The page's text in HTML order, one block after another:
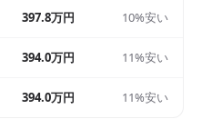
397.8万円 10%安い
394.0万円 11%安い
394.0万円 11%安い